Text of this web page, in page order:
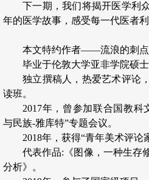
下一期，我们将揭开医学利
年的医学故事，感受每一代医者利
本文特约作者——流浪的刺点
毕业于伦敦大学亚非学院硕士
独立撰稿人，热爱艺术评论
读班。
2017年，曾参加联合国教
与民族-雅库特”专题会议。
2018年，获得“青年美术评论
代表作品:《图像，一种生存
分析》。